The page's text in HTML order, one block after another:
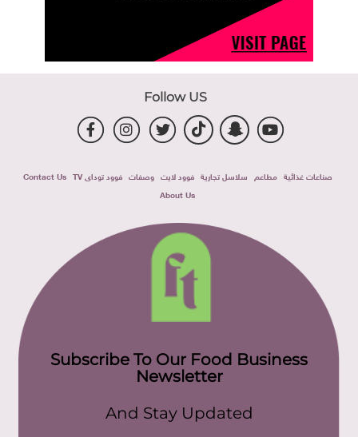
Follow US
صناعات غذائية مطاعم سلاسل تجارية فوود لايت وصفات فوود توداى TV
Contact Us
About Us
Subscribe To Our Food Business
Newsletter
And Stay Updated